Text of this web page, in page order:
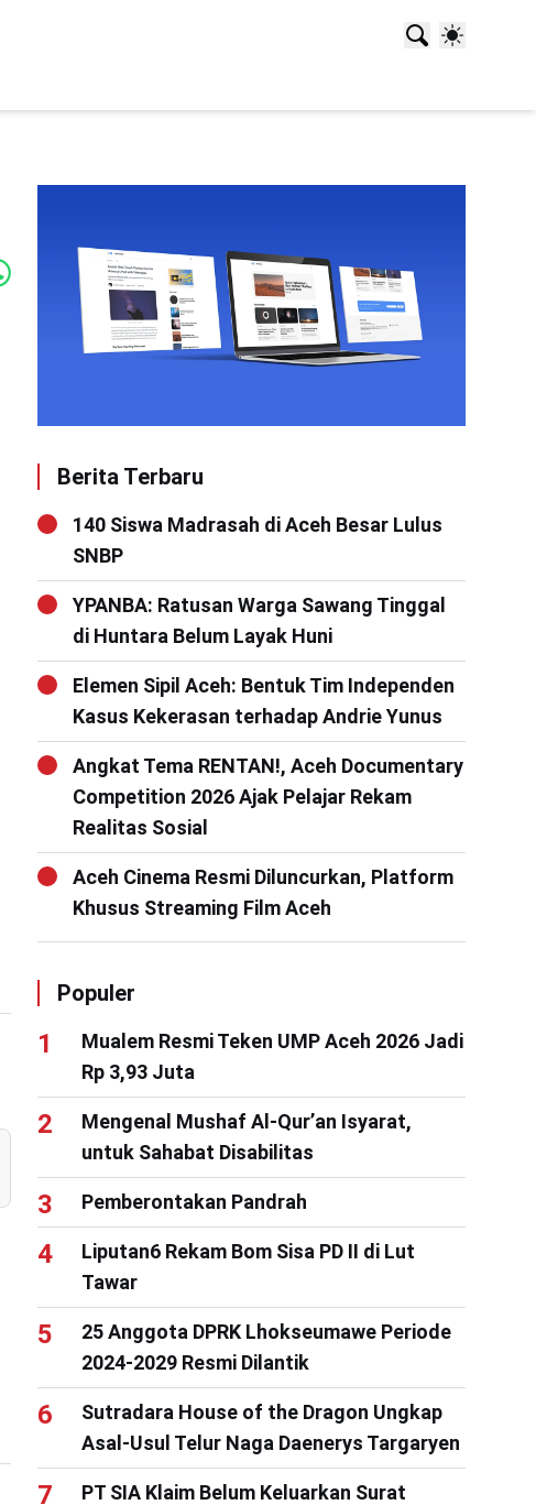
Berita Terbaru
140 Siswa Madrasah di Aceh Besar Lulus
SNBP
YPANBA: Ratusan Warga Sawang Tinggal
di Huntara Belum Layak Huni
Elemen Sipil Aceh: Bentuk Tim Independen
Kasus Kekerasan terhadap Andrie Yunus
Angkat Tema RENTAN!, Aceh Documentary
Competition 2026 Ajak Pelajar Rekam
Realitas Sosial
Aceh Cinema Resmi Diluncurkan, Platform
Khusus Streaming Film Aceh
Populer
Mualem Resmi Teken UMP Aceh 2026 Jadi
Rp 3,93 Juta
Mengenal Mushaf Al-Qur’an Isyarat,
untuk Sahabat Disabilitas
Pemberontakan Pandrah
Liputan6 Rekam Bom Sisa PD II di Lut
Tawar
25 Anggota DPRK Lhokseumawe Periode
2024-2029 Resmi Dilantik
Sutradara House of the Dragon Ungkap
Asal-Usul Telur Naga Daenerys Targaryen
PT SIA Klaim Belum Keluarkan Surat